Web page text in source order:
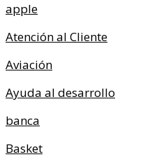
apple
Atención al Cliente
Aviación
Ayuda al desarrollo
banca
Basket